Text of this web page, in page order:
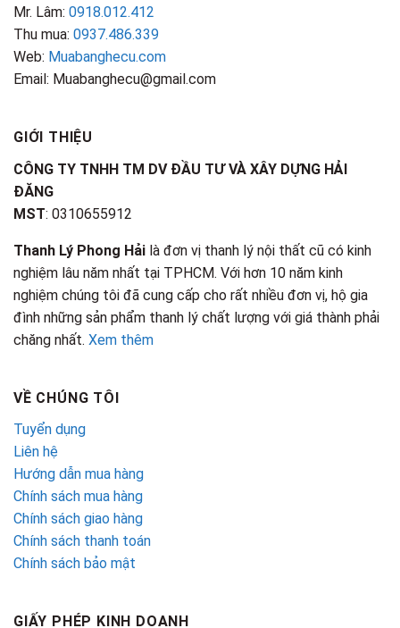
Mr. Lâm: 0918.012.412
Thu mua: 0937.486.339
Web: Muabanghecu.com
Email: Muabanghecu@gmail.com
GIỚI THIỆU
CÔNG TY TNHH TM DV ĐẦU TƯ VÀ XÂY DỰNG HẢI
ĐĂNG
MST: 0310655912
Thanh Lý Phong Hải là đơn vị thanh lý nội thất cũ có kinh
nghiệm lâu năm nhất tại TPHCM. Với hơn 10 năm kinh
nghiệm chúng tôi đã cung cấp cho rất nhiều đơn vị, hộ gia
đình những sản phẩm thanh lý chất lượng với giá thành phải
chăng nhất. Xem thêm
VỀ CHÚNG TÔI
Tuyển dụng
Liên hệ
Hướng dẫn mua hàng
Chính sách mua hàng
Chính sách giao hàng
Chính sách thanh toán
Chính sách bảo mật
GIẤY PHÉP KINH DOANH